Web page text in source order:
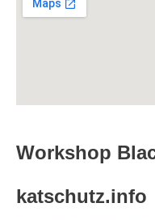
Workshop
katschutz.info